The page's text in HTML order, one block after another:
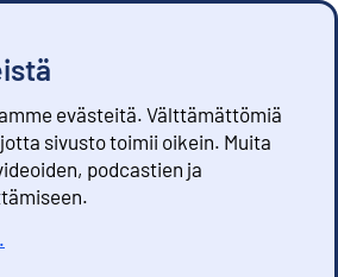
evästeitä. Välttämättömiä
sivusto toimii oikein. Muita
podcastien ja